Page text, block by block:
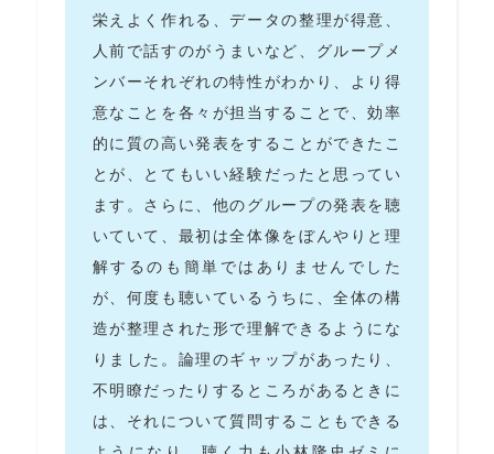
栄えよく作れる、データの整理が得意、
人前で話すのがうまいなど、グループメ
ンバーそれぞれの特性がわかり、より得
意なことを各々が担当することで、効率
的に質の高い発表をすることができたこ
とが、とてもいい経験だったと思ってい
ます。さらに、他のグループの発表を聴
いていて、最初は全体像をぼんやりと理
解するのも簡単ではありませんでした
が、何度も聴いているうちに、全体の構
造が整理された形で理解できるようにな
りました。論理のギャップがあったり、
不明瞭だったりするところがあるときに
は、それについて質問することもできる